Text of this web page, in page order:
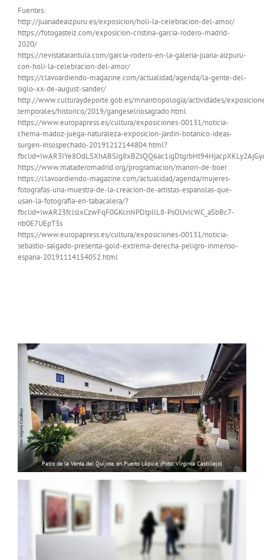
Fuentes:
http://juanadeaizpuru.es/exposicion/holi-la-celebracion-del-amor/
https://fotogasteiz.com/exposicion-cristina-garcia-rodero-madrid-
2020/
https://revistatarantula.com/garcia-rodero-en-la-galeria-juana-aizpuru-
con-holi-la-celebracion-del-amor/
https://clavoardiendo-magazine.com/actualidad/agenda/la-gente-del-
siglo-xx-de-august-sander/
http://www.culturaydeporte.gob.es/mnantropologia/actividades/
temporales/historico/2019/gangeselriosagrado.html
https://www.europapress.es/cultura/exposiciones-00131/noticia-
chema-madoz-juega-naturaleza-exposicion-jardin-botanico-ideas-
surgen-insospechado-20191212144804.html?
https://www.mataderomadrid.org/programacion/manon-de-boer
https://clavoardiendo-magazine.com/actualidad/agenda/mujeres-
fotografas-una-muestra-de-la-creacion-de-artistas-espanolas-que-
usan-la-fotografia-en-tabacalera/?
fbclid=IwAR23fclslxCzwFqF0GKcnNPDtpllL8-PsOUvIcWC_aSbBc7-
nb0E7UEpT3s
https://www.europapress.es/cultura/exposiciones-00131/noticia-
sebastio-salgado-presenta-gold-extrema-derecha-peligro-inmenso-
espana-20191114154052.html
Patio de la Venta del Quijote, en Puerto Lápice. (Foto: Virginia Castillejo)